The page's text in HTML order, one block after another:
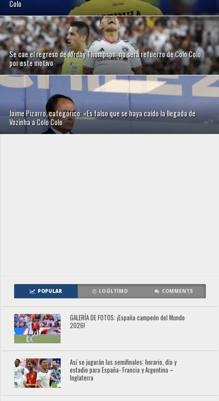
Colo
Se cae el regreso de Jordhy Thompson: no será refuerzo de Colo Colo
por este motivo
Jaime Pizarro, categórico: «Es falso que se haya caído la llegada de
Vozinha a Colo Colo
POPULAR LO ÚLTIMO COMMENTS
GALERÍA DE FOTOS: ¡España campeón del Mundo
2026!
Así se jugarán las semifinales: horario, día y
estadio para España- Francia y Argentina –
Inglaterra